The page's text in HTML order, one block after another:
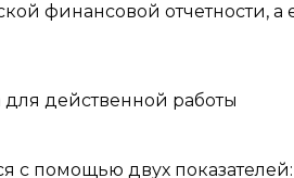
финансовой отчетности, а
действенной работы
с помощью двух показателей: